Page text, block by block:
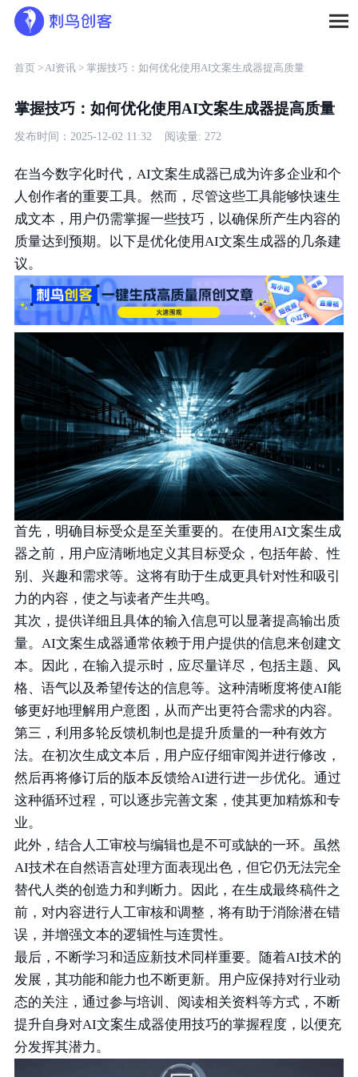
首页 >AI资讯 > 掌握技巧：如何优化使用AI文案生成器提高质量
掌握技巧：如何优化使用AI文案生成器提高质量
发布时间：2025-12-02 11:32 阅读量: 272
在当今数字化时代，AI文案生成器已成为许多企业和个
人创作者的重要工具。然而，尽管这些工具能够快速生
成文本，用户仍需掌握一些技巧，以确保所产生内容的
质量达到预期。以下是优化使用AI文案生成器的几条建
议。
首先，明确目标受众是至关重要的。在使用AI文案生成
器之前，用户应清晰地定义其目标受众，包括年龄、性
别、兴趣和需求等。这将有助于生成更具针对性和吸引
力的内容，使之与读者产生共鸣。
其次，提供详细且具体的输入信息可以显著提高输出质
量。AI文案生成器通常依赖于用户提供的信息来创建文
本。因此，在输入提示时，应尽量详尽，包括主题、风
格、语气以及希望传达的信息等。这种清晰度将使AI能
够更好地理解用户意图，从而产出更符合需求的内容。
第三，利用多轮反馈机制也是提升质量的一种有效方
法。在初次生成文本后，用户应仔细审阅并进行修改，
然后再将修订后的版本反馈给AI进行进一步优化。通过
这种循环过程，可以逐步完善文案，使其更加精炼和专
业。
此外，结合人工审校与编辑也是不可或缺的一环。虽然
AI技术在自然语言处理方面表现出色，但它仍无法完全
替代人类的创造力和判断力。因此，在生成最终稿件之
前，对内容进行人工审核和调整，将有助于消除潜在错
误，并增强文本的逻辑性与连贯性。
最后，不断学习和适应新技术同样重要。随着AI技术的
发展，其功能和能力也不断更新。用户应保持对行业动
态的关注，通过参与培训、阅读相关资料等方式，不断
提升自身对AI文案生成器使用技巧的掌握程度，以便充
分发挥其潜力。